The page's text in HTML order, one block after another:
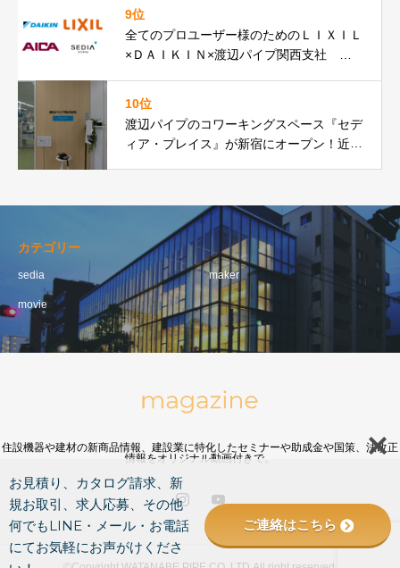
9位
全てのプロユーザー様のためのＬＩＸＩＬ
×ＤＡＩＫＩＮ×渡辺パイプ関西支社 オ
10位
渡辺パイプのコワーキングスペース『セデ
ィア・プレイス』が新宿にオープン！近隣
カテゴリー
sedia maker
movie
住設機器や建材の新商品情報、建設業に特化したセミナーや助成金や国策、法改正
情報をオリジナル動画付きで。
お見積り、カタログ請求、新
規お取引、求人応募、その他
何でもLINE・メール・お電話
にてお気軽にお声がけくださ
ご連絡はこちら